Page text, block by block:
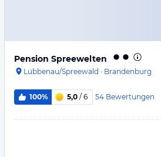
Pension Spreewelten
Lübbenau/Spreewald · Brandenburg
100% 5,0 / 6 54 Bewertungen